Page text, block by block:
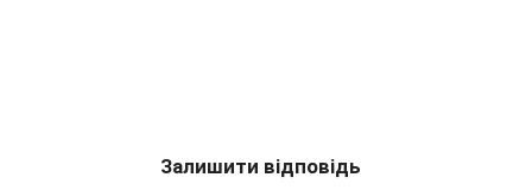
Залишити відповідь